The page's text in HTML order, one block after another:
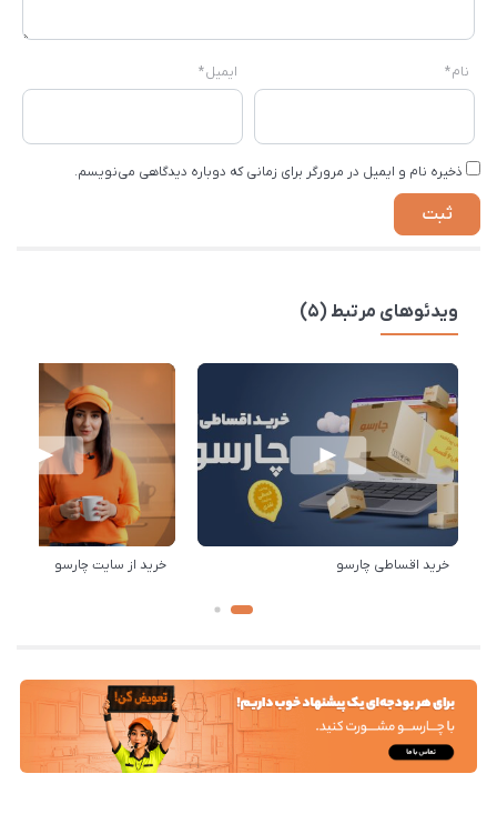
نام* ایمیل*
ذخیره نام و ایمیل در مرورگر برای زمانی که دوباره دیدگاهی می‌نویسم.
ویدئوهای مرتبط (5)
خرید اقساطی چارسو خرید از سایت چارسو